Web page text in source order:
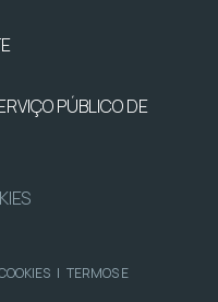
PÚBLICO DE
| TERMOS E